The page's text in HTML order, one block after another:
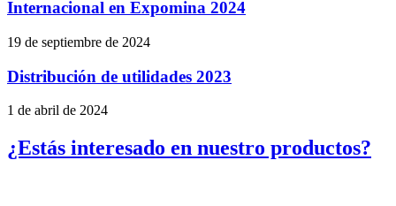
Internacional en Expomina 2024
19 de septiembre de 2024
Distribución de utilidades 2023
1 de abril de 2024
¿Estás interesado en nuestro productos?